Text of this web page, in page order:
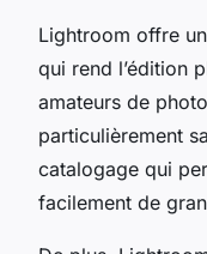
Lightroom offre
qui rend l’édition
amateurs de
particulièrement
catalogage qui
facilement de